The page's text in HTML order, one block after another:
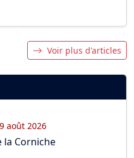
Voir plus d'articles
août 2026
la Corniche